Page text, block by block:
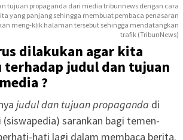
tujuan propaganda dari media tribunnews dengan cara
yang panjang sehingga membuat pembaca penasaran
meng-klik halaman tersebut sehingga mendatangkan
trafik (TribunNews)
dilakukan agar kita
judul dan tujuan
?
judul dan tujuan propaganda di
sarankan bagi temen-
hati lagi dalam membaca berita.